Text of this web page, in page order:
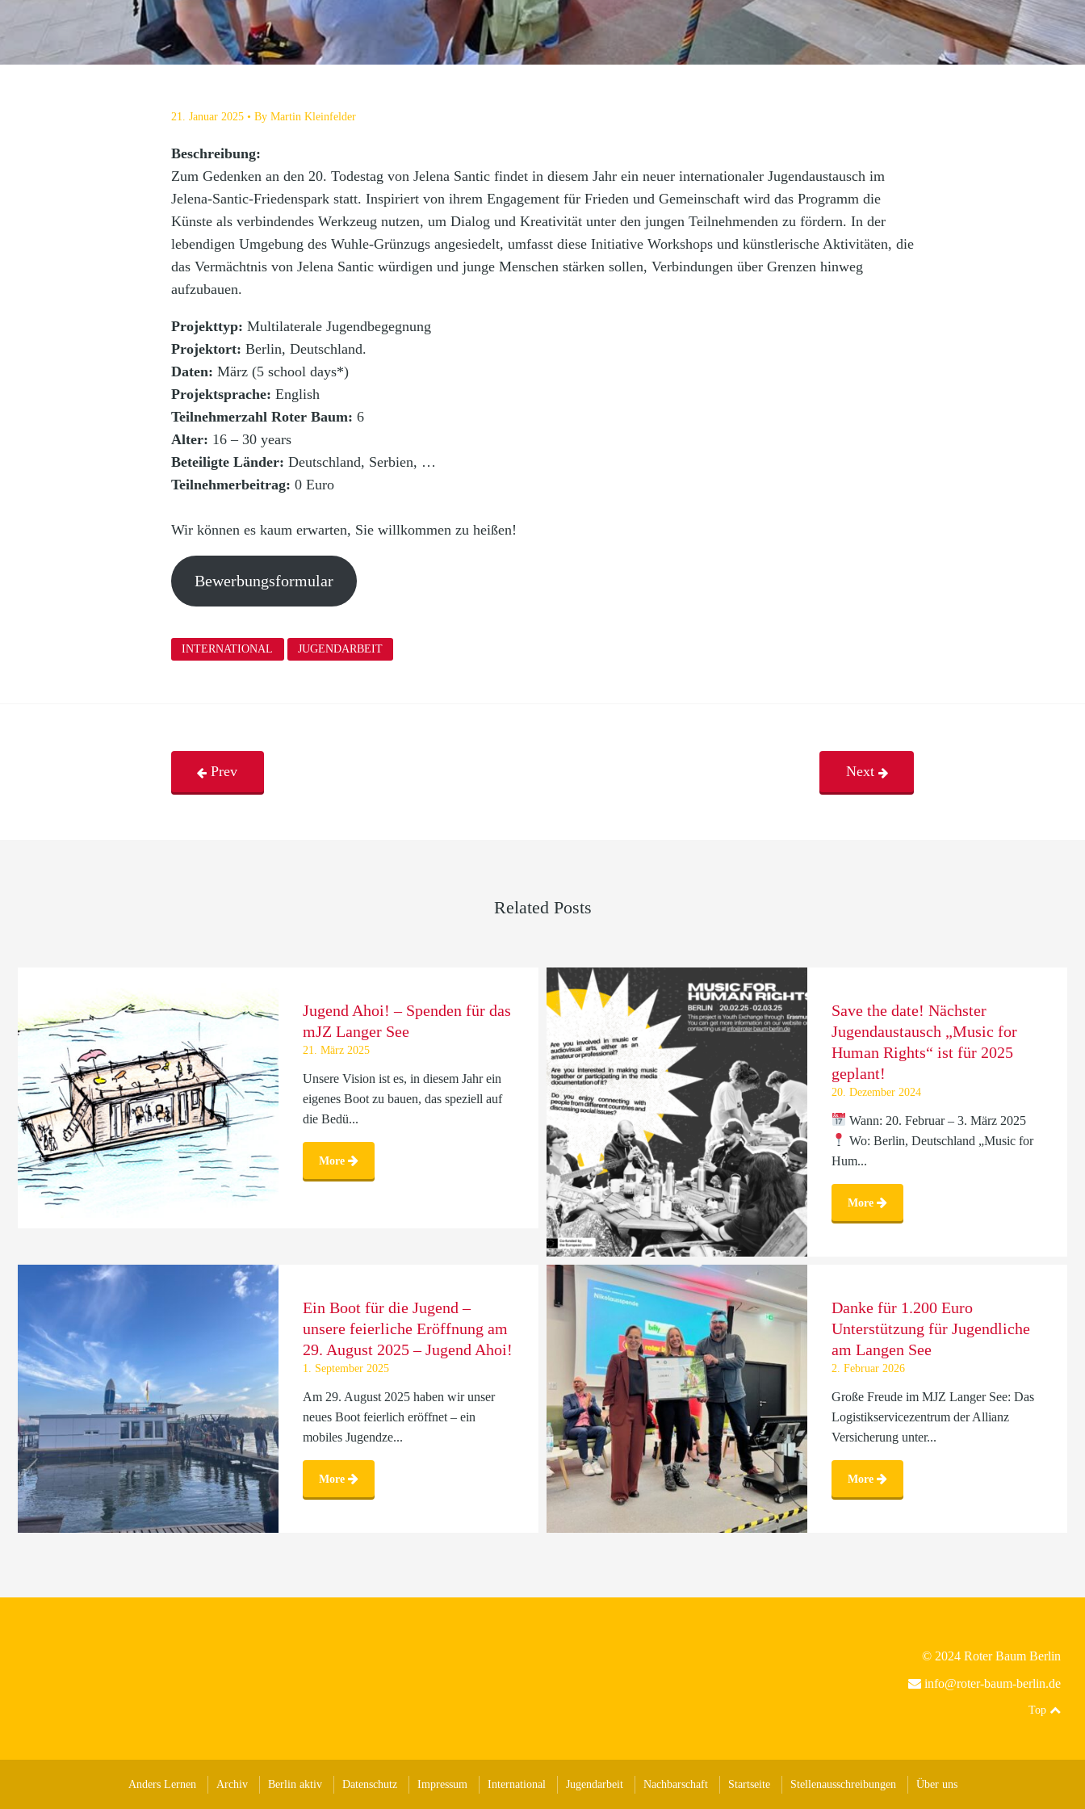
21. Januar 2025 By Martin Kleinfelder
Beschreibung:
Zum Gedenken an den 20. Todestag von Jelena Santic findet in diesem Jahr ein neuer internationaler Jugendaustausch im
Jelena-Santic-Friedenspark statt. Inspiriert von ihrem Engagement für Frieden und Gemeinschaft wird das Programm die
Künste als verbindendes Werkzeug nutzen, um Dialog und Kreativität unter den jungen Teilnehmenden zu fördern. In der
lebendigen Umgebung des Wuhle-Grünzugs angesiedelt, umfasst diese Initiative Workshops und künstlerische Aktivitäten, die
das Vermächtnis von Jelena Santic würdigen und junge Menschen stärken sollen, Verbindungen über Grenzen hinweg
aufzubauen.
Projekttyp: Multilaterale Jugendbegegnung
Projektort: Berlin, Deutschland.
Daten: März (5 school days*)
Projektsprache: English
Teilnehmerzahl Roter Baum: 6
Alter: 16 – 30 years
Beteiligte Länder: Deutschland, Serbien, …
Teilnehmerbeitrag: 0 Euro
Wir können es kaum erwarten, Sie willkommen zu heißen!
Bewerbungsformular
INTERNATIONAL JUGENDARBEIT
Prev Next
Related Posts
Jugend Ahoi! – Spenden für das
mJZ Langer See
21. März 2025
Unsere Vision ist es, in diesem Jahr ein
eigenes Boot zu bauen, das speziell auf
die Bedü...
More
Save the date! Nächster
Jugendaustausch „Music for
Human Rights“ ist für 2025
geplant!
20. Dezember 2024
Wann: 20. Februar – 3. März 2025
Wo: Berlin, Deutschland „Music for
Hum...
More
Ein Boot für die Jugend –
unsere feierliche Eröffnung am
29. August 2025 – Jugend Ahoi!
1. September 2025
Am 29. August 2025 haben wir unser
neues Boot feierlich eröffnet – ein
mobiles Jugendze...
More
Danke für 1.200 Euro
Unterstützung für Jugendliche
am Langen See
2. Februar 2026
Große Freude im MJZ Langer See: Das
Logistikservicezentrum der Allianz
Versicherung unter...
More
© 2024 Roter Baum Berlin
info@roter-baum-berlin.de
Top
Anders Lernen Archiv Berlin aktiv Datenschutz Impressum International Jugendarbeit Nachbarschaft Startseite Stellenausschreibungen Über uns